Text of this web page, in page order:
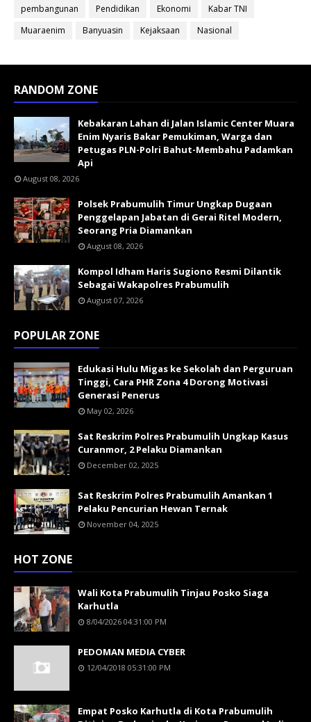
pembangunan
Pendidikan Ekonomi
Kabar TNI
Muaraenim
Banyuasin Kejaksaan Nasional
RANDOM ZONE
Kebakaran Lahan di Jalan Islamic Center Muara
Enim Nyaris Bakar Pemukiman, Warga dan
Petugas PLN-Polri Bahut-Membahu Padamkan
Api
August 08, 2026
Polsek Prabumulih Timur Ungkap Dugaan
Penggelapan Jabatan di Gerai Ritel Modern,
Seorang Pria Diamankan
August 08, 2026
Kompol Idham Haris Sugiono Resmi Dilantik
Sebagai Wakapolres Prabumulih
August 07, 2026
POPULAR ZONE
Edukasi Hulu Migas ke Sekolah dan Perguruan
Tinggi, Cara PHR Zona 4 Dorong Motivasi
Generasi Penerus
May 02, 2026
Sat Reskrim Polres Prabumulih Ungkap Kasus
Curanmor, 2 Pelaku Diamankan
December 02, 2025
Sat Reskrim Polres Prabumulih Amankan 1
Pelaku Pencurian Hewan Ternak
November 04, 2025
HOT ZONE
Wali Kota Prabumulih Tinjau Posko Siaga
Karhutla
8/04/2026 04:31:00 PM
PEDOMAN MEDIA CYBER
12/04/2018 05:31:00 PM
Empat Posko Karhutla di Kota Prabumulih